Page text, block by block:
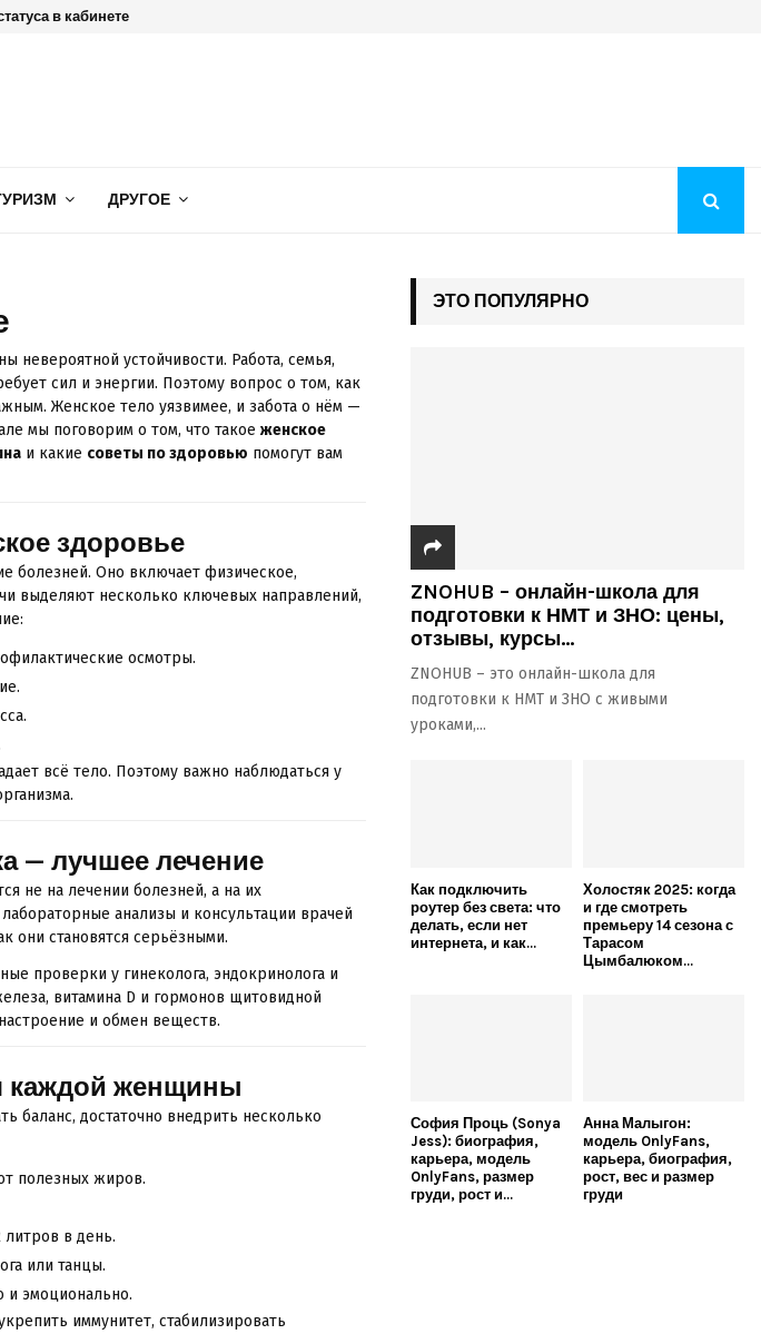
в кабинете
ДРУГОЕ
устойчивости. Работа, семья,
сил и энергии. Поэтому вопрос о том, как
Женское тело уязвимее, и забота о нём —
мы поговорим о том, что такое женское
и какие советы по здоровью помогут вам
здоровье
болезней. Оно включает физическое,
выделяют несколько ключевых направлений,
осмотры.
всё тело. Поэтому важно наблюдаться у
— лучшее лечение
не на лечении болезней, а на их
анализы и консультации врачей
они становятся серьёзными.
проверки у гинеколога, эндокринолога и
витамина D и гормонов щитовидной
и обмен веществ.
каждой женщины
баланс, достаточно внедрить несколько
полезных жиров.
в день.
или танцы.
и эмоционально.
иммунитет, стабилизировать
ЭТО ПОПУЛЯРНО
ZNOHUB – онлайн-школа для
подготовки к НМТ и ЗНО: цены,
отзывы, курсы...
ZNOHUB – это онлайн-школа для
подготовки к НМТ и ЗНО с живыми
уроками,...
Как подключить
роутер без света: что
делать, если нет
интернета, и как...
Холостяк 2025: когда
и где смотреть
премьеру 14 сезона с
Тарасом
Цымбалюком...
София Проць (Sonya
Jess): биография,
карьера, модель
OnlyFans, размер
груди, рост и...
Анна Малыгон:
модель OnlyFans,
карьера, биография,
рост, вес и размер
груди